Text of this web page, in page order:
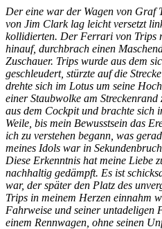
Der eine war der Wagen von Graf
von Jim Clark lag leicht versetzt
kollidierten. Der Ferrari von Trips
hinauf, durchbrach einen
Zuschauer. Trips wurde aus dem
geschleudert, stürzte auf die
drehte sich im Lotus um seine
einer Staubwolke am
aus dem Cockpit und brachte sich
Weile, bis mein Bewusstsein das
ich zu verstehen begann, was
meines Idols war in
Diese Erkenntnis hat meine Liebe
nachhaltig gedämpft. Es ist
war, der später den Platz des
Trips in meinem Herzen einnahm
Fahrweise und seiner untadeligen
einem Rennwagen, ohne seinen